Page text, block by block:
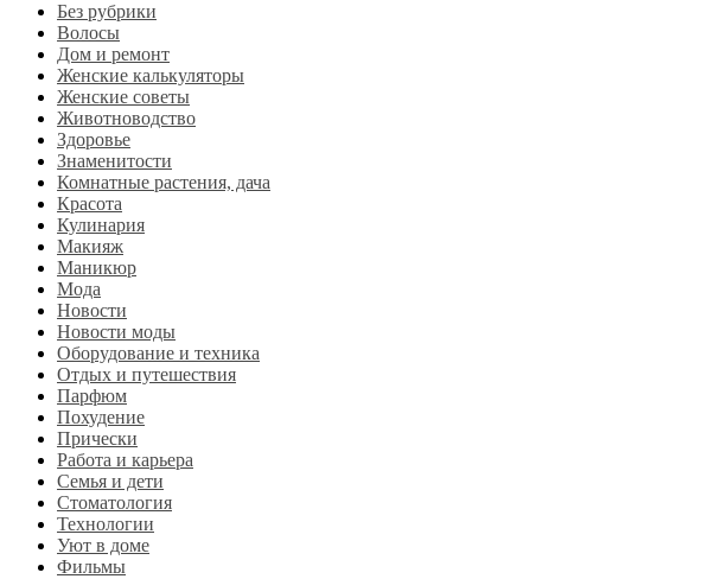
Без рубрики
Волосы
Дом и ремонт
Женские калькуляторы
Женские советы
Животноводство
Здоровье
Знаменитости
Комнатные растения, дача
Красота
Кулинария
Макияж
Маникюр
Мода
Новости
Новости моды
Оборудование и техника
Отдых и путешествия
Парфюм
Похудение
Прически
Работа и карьера
Семья и дети
Стоматология
Технологии
Уют в доме
Фильмы